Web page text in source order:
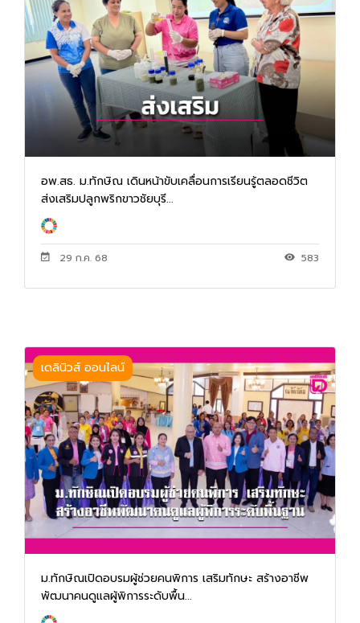
อพ.สธ. ม.ทักษิณ เดินหน้าขับเคลื่อนการเรียนรู้ตลอดชีวิต
ส่งเสริมปลูกพริกขาวชัยบุรี...
29 ก.ค. 68 583
เดลินิวส์ ออนไลน์
ม.ทักษิณเปิดอบรมผู้ช่วยคนพิการ เสริมทักษะ สร้างอาชีพ
พัฒนาคนดูแลผู้พิการระดับพื้น...